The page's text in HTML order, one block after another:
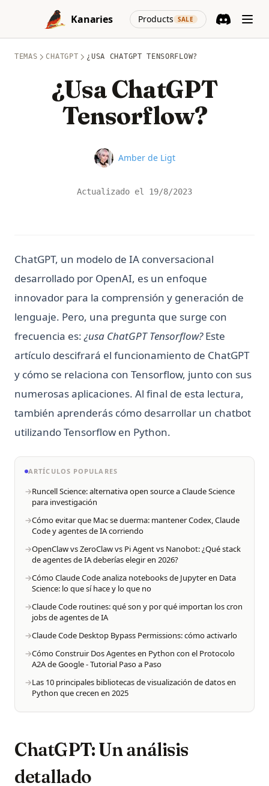
Skip to content
Kanaries
Products SALE
(opens in a
TEMAS CHATGPT ¿USA CHATGPT TENSORFLOW?
¿Usa ChatGPT
Tensorflow?
Name
Amber de Ligt
Actualizado el 19/8/2023
ChatGPT, un modelo de IA conversacional
desarrollado por OpenAI, es un enfoque
innovador para la comprensión y generación de
lenguaje. Pero, una pregunta que surge con
frecuencia es:¿usa ChatGPT Tensorflow?Este
artículo descifrará el funcionamiento de ChatGPT
y cómo se relaciona con Tensorflow, junto con sus
numerosas aplicaciones. Al final de esta lectura,
también aprenderás cómo desarrollar un chatbot
utilizando Tensorflow en Python.
ARTÍCULOS POPULARES
Runcell Science: alternativa open source a Claude Science
para investigación
Cómo evitar que Mac se duerma: mantener Codex, Claude
Code y agentes de IA corriendo
OpenClaw vs ZeroClaw vs Pi Agent vs Nanobot: ¿Qué stack
de agentes de IA deberías elegir en 2026?
Cómo Claude Code analiza notebooks de Jupyter en Data
Science: lo que sí hace y lo que no
Claude Code routines: qué son y por qué importan los cron
jobs de agentes de IA
Claude Code Desktop Bypass Permissions: cómo activarlo
Cómo Construir Dos Agentes en Python con el Protocolo
A2A de Google - Tutorial Paso a Paso
Las 10 principales bibliotecas de visualización de datos en
Python que crecen en 2025
ChatGPT: Un análisis
detallado